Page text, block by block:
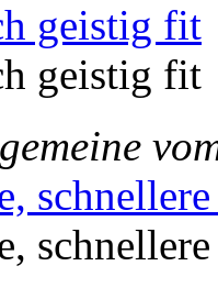
geistig fit
geistig fit